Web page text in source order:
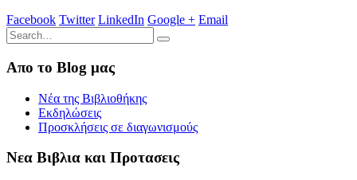
Facebook Twitter LinkedIn Google + Email
Απο το Blog μας
Νέα της Βιβλιοθήκης
Εκδηλώσεις
Προσκλήσεις σε διαγωνισμούς
Νεα Βιβλια και Προτασεις